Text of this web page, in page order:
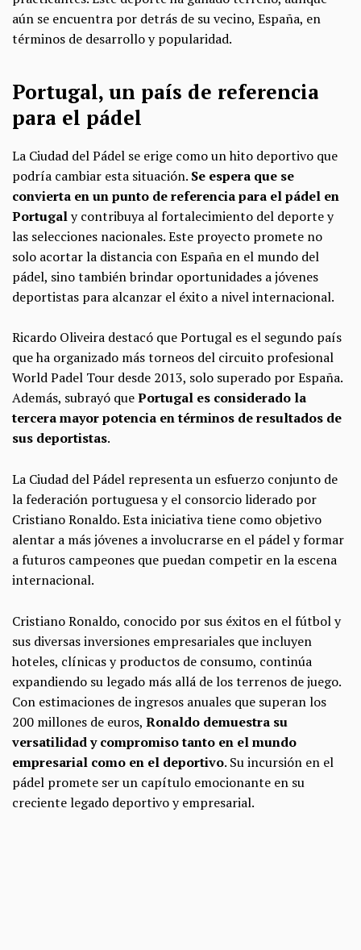
aún se encuentra por detrás de su vecino, España, en
términos de desarrollo y popularidad.
Portugal, un país de referencia
para el pádel
La Ciudad del Pádel se erige como un hito deportivo que
podría cambiar esta situación. Se espera que se
convierta en un punto de referencia para el pádel en
Portugaly contribuya al fortalecimiento del deporte y
las selecciones nacionales. Este proyecto promete no
solo acortar la distancia con España en el mundo del
pádel, sino también brindar oportunidades a jóvenes
deportistas para alcanzar el éxito a nivel internacional.
Ricardo Oliveira destacó que Portugal es el segundo país
que ha organizado más torneos del circuito profesional
World Padel Tour desde 2013, solo superado por España.
Además, subrayó quePortugal es considerado la
tercera mayor potencia en términos de resultados de
sus deportistas.
La Ciudad del Pádel representa un esfuerzo conjunto de
la federación portuguesa y el consorcio liderado por
Cristiano Ronaldo. Esta iniciativa tiene como objetivo
alentar a más jóvenes a involucrarse en el pádel y formar
a futuros campeones que puedan competir en la escena
internacional.
Cristiano Ronaldo, conocido por sus éxitos en el fútbol y
sus diversas inversiones empresariales que incluyen
hoteles, clínicas y productos de consumo, continúa
expandiendo su legado más allá de los terrenos de juego.
Con estimaciones de ingresos anuales que superan los
200 millones de euros, Ronaldo demuestra su
versatilidad y compromiso tanto en el mundo
empresarial como en el deportivo. Su incursión en el
pádel promete ser un capítulo emocionante en su
creciente legado deportivo y empresarial.